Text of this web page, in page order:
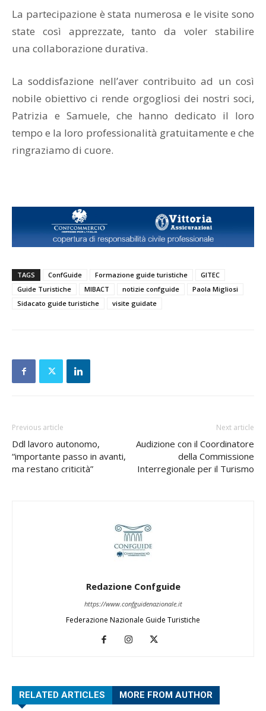
La partecipazione è stata numerosa e le visite sono
state così apprezzate, tanto da voler stabilire
una collaborazione durativa.
La soddisfazione nell’aver contribuito ad un così
nobile obiettivo ci rende orgogliosi dei nostri soci,
Patrizia e Samuele, che hanno dedicato il loro
tempo e la loro professionalità gratuitamente e che
ringraziamo di cuore.
TAGS ConfGuide Formazione guide turistiche
GITEC
Guide Turistiche
MIBACT notizie confguide
Paola Migliosi
Sidacato guide turistiche
visite guidate
Previous article
Ddl lavoro autonomo,
“importante passo in avanti,
ma restano criticità”
Next article
Audizione con il Coordinatore
della Commissione
Interregionale per il Turismo
Redazione Confguide
https://www.confguidenazionale.it
Federazione Nazionale Guide Turistiche
RELATED ARTICLES MORE FROM AUTHOR